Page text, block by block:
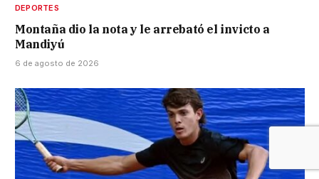
DEPORTES
Montaña dio la nota y le arrebató el invicto a
Mandiyú
6 de agosto de 2026